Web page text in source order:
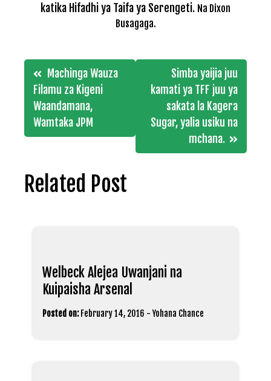
katika Hifadhi ya Taifa ya Serengeti. Na Dixon
Busagaga.
Post
navigation
Machinga Wauza
Filamu za Kigeni
Waandamana,
Wamtaka JPM
Simba yaijia juu
kamati ya TFF juu ya
sakata la Kagera
Sugar, yalia usiku na
mchana.
Related Post
Welbeck Alejea Uwanjani na
Kuipaisha Arsenal
Posted on: February 14, 2016 -Yohana Chance